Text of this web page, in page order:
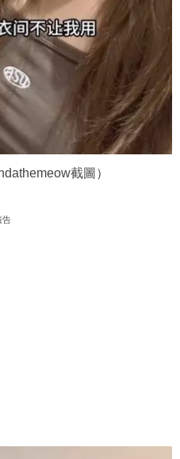
截圖）
告